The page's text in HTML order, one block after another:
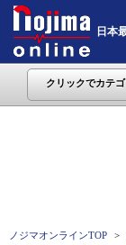
日本
クリックでカテ
ノジマオンラインTOP